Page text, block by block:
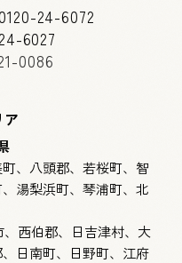
24-6072
6027
0086
ア
、八頭郡、若桜町、智
湯梨浜町、琴浦町、北
西伯郡、日吉津村、大
日南町、日野町、江府